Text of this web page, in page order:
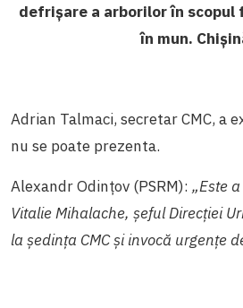
defrișare a arborilor în
în mun.
Adrian Talmaci, secretar CMC, a
nu se poate prezenta.
Alexandr Odințov (PSRM): „Este
Vitalie Mihalache, șeful Direcției
la ședința CMC și invocă urgențe